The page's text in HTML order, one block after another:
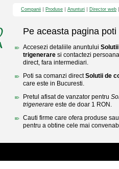
Companii Produse Anunturi Director web
Pe aceasta pagina poti
Accesezi detaliile anuntului
trigenerare si contactezi
direct, fara intermediari.
Poti sa comanzi directSolutii de
care este in Bucuresti.
Pretul afisat de vanzator pentru
trigenerare este de doar 1 RON.
Cauti firme care ofera produse
pentru a obtine cele mai